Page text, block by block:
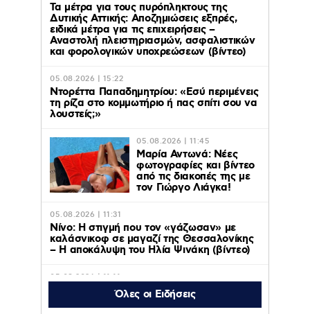
Τα μέτρα για τους πυρόπληκτους της
Δυτικής Αττικής: Αποζημιώσεις εξπρές,
ειδικά μέτρα για τις επιχειρήσεις –
Αναστολή πλειστηριασμών, ασφαλιστικών
και φορολογικών υποχρεώσεων (βίντεο)
05.08.2026 | 15:22
Ντορέττα Παπαδημητρίου: «Εσύ περιμένεις
τη ρίζα στο κομμωτήριο ή πας σπίτι σου να
λουστείς;»
05.08.2026 | 11:45
Μαρία Αντωνά: Νέες
φωτογραφίες και βίντεο
από τις διακοπές της με
τον Γιώργο Λιάγκα!
05.08.2026 | 11:31
Νίνο: Η στιγμή που τον «γάζωσαν» με
καλάσνικοφ σε μαγαζί της Θεσσαλονίκης
– Η αποκάλυψη του Ηλία Ψινάκη (βίντεο)
05.08.2026 | 11:11
Axios: ΗΠΑ, Ιράν και Ομάν κοντά σε
συμφωνία για το άνοιγμα των Στενών του
Όλες οι Ειδήσεις